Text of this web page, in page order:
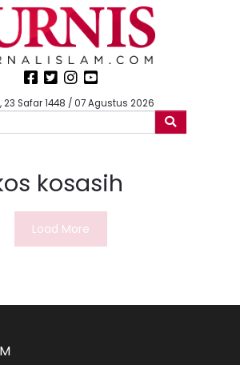
23 Safar 1448 / 07 Agustus 2026
kosasih
Load More